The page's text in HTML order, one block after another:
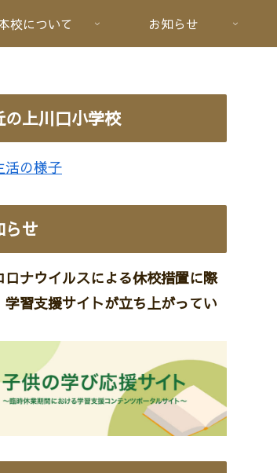
校について お知らせ
の上川口小学校
活の様子
らせ
ロナウイルスによる休校措置に際
学習支援サイトが立ち上がってい